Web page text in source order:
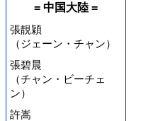
= 中国大陸 =
張靚穎
（ジェーン・チャン）
張碧晨
（チャン・ビーチェ
ン）
許嵩